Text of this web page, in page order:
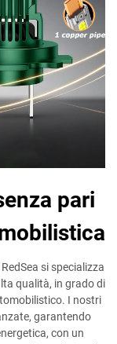
pari
si specializza
qualità, in grado di
I nostri
garantendo
con un